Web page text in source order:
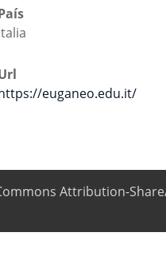
euganeo.edu.it/
Attribution-